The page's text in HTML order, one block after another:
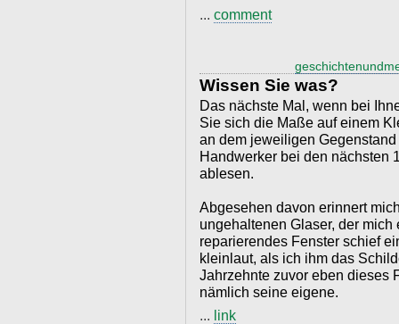
... comment
Wissen Sie was?
Das nächste Mal, wenn bei
Sie sich die Maße auf einem
an dem jeweiligen
Handwerker bei den nächsten
ablesen.
Abgesehen davon erinnert
ungehaltenen Glaser, der
reparierendes Fenster schief
kleinlaut, als ich ihm das
Jahrzehnte zuvor eben dieses
nämlich seine eigene.
... link